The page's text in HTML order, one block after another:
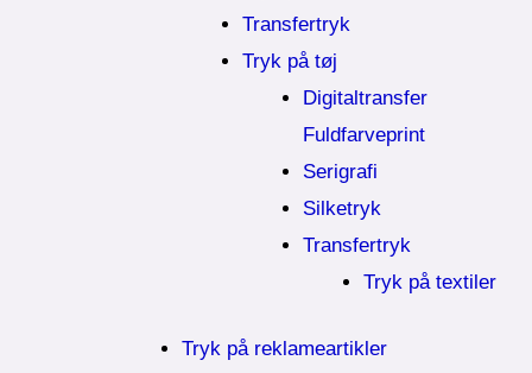
Transfertryk
Tryk på tøj
Digitaltransfer
Fuldfarveprint
Serigrafi
Silketryk
Transfertryk
Tryk på textiler
Tryk på reklameartikler